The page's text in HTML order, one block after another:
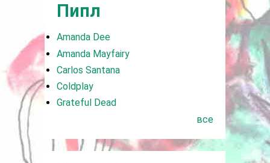
Пипл
Amanda Dee
Amanda Mayfairy
Carlos Santana
Coldplay
Grateful Dead
все